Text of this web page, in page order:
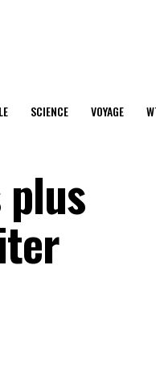
SCIENCE VOYAGE
plus